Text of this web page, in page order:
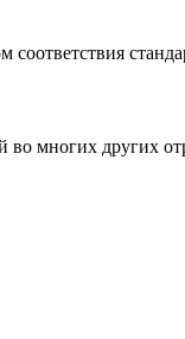
многих других